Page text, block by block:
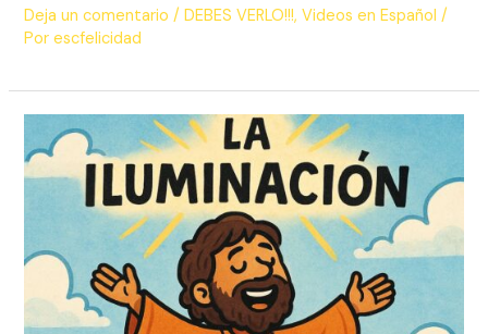
Deja un comentario /DEBES VERLO!!!,Videos en Español /
Porescfelicidad